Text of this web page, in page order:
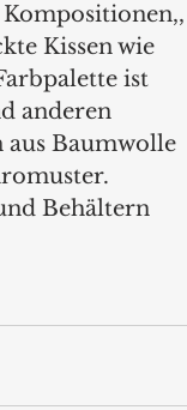
Kissen wie
ist
anderen
aus Baumwolle
Behältern